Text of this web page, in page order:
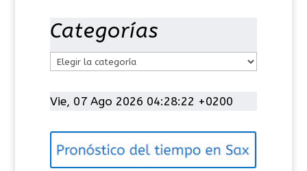
Categorías
t
g
Vie, 07 Ago 2026 04:28:23 +0200